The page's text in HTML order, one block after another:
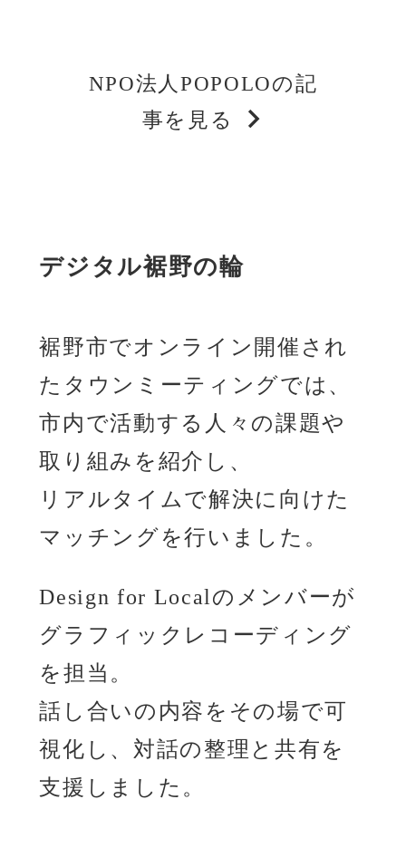
NPO法人POPOLOの記
事を見る
デジタル裾野の輪
裾野市でオンライン開催され
たタウンミーティングでは、
市内で活動する人々の課題や
取り組みを紹介し、
リアルタイムで解決に向けた
マッチングを行いました。
Design for Localのメンバーが
グラフィックレコーディング
を担当。
話し合いの内容をその場で可
視化し、対話の整理と共有を
支援しました。